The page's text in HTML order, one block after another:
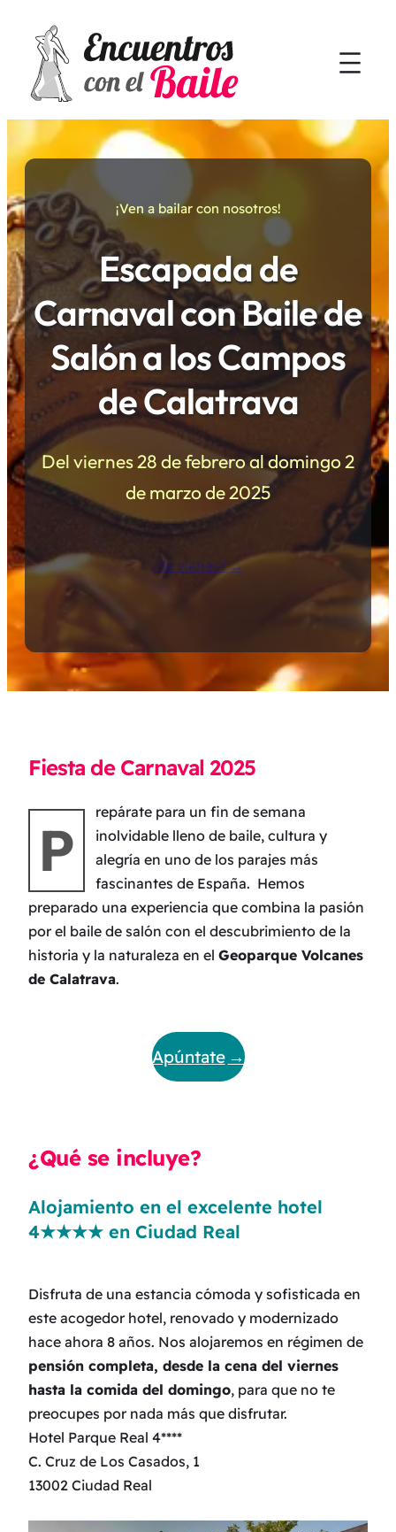
¡Ven a bailar con nosotros!
Escapada de
Carnaval con Baile de
Salón a los Campos
de Calatrava
Del viernes 28 de febrero al domingo 2
de marzo de 2025
¿Te vienes?
Fiesta de Carnaval 2025
P
repárate para un fin de semana
inolvidable lleno de baile, cultura y
alegría en uno de los parajes más
fascinantes de España. Hemos
preparado una experiencia que combina la pasión
por el baile de salón con el descubrimiento de la
historia y la naturaleza en el Geoparque Volcanes
de Calatrava.
Apúntate
¿Qué se incluye?
Alojamiento en el excelente hotel
4★★★★ en Ciudad Real
Disfruta de una estancia cómoda y sofisticada en
este acogedor hotel, renovado y modernizado
hace ahora 8 años. Nos alojaremos en régimen de
pensión completa, desde la cena del viernes
hasta la comida del domingo, para que no te
preocupes por nada más que disfrutar.
Hotel Parque Real 4****
C. Cruz de Los Casados, 1
13002 Ciudad Real